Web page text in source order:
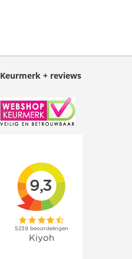
Keurmerk + reviews